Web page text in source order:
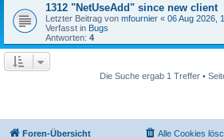
1312 "NetUseAdd" since new client
Letzter Beitrag von mfournier « 06 Aug 2026,
Verfasst in Bugs
Antworten: 4
Die Suche ergab 1 Treffer •
Foren-Übersicht Alle Cookies